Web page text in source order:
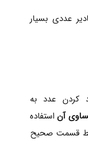
عددی بسیار
کردن عدد به
آناستفاده
قسمت صحیح